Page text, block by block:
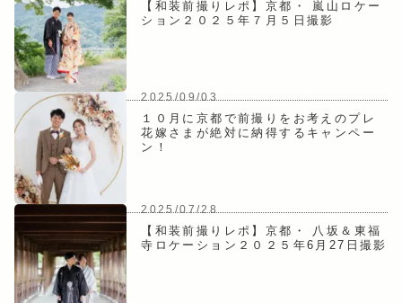
【和装前撮りレポ】京都・ 嵐山ロケー
ション２０２５年７月５日撮影
2025/09/03
１０月に京都で前撮りをお考えのプレ
花嫁さまが絶対に納得するキャンペー
ン！
2025/07/28
【和装前撮りレポ】京都・ 八坂＆東福
寺ロケーション２０２５年6月27日撮影